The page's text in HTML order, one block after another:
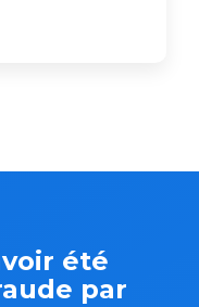
été
par